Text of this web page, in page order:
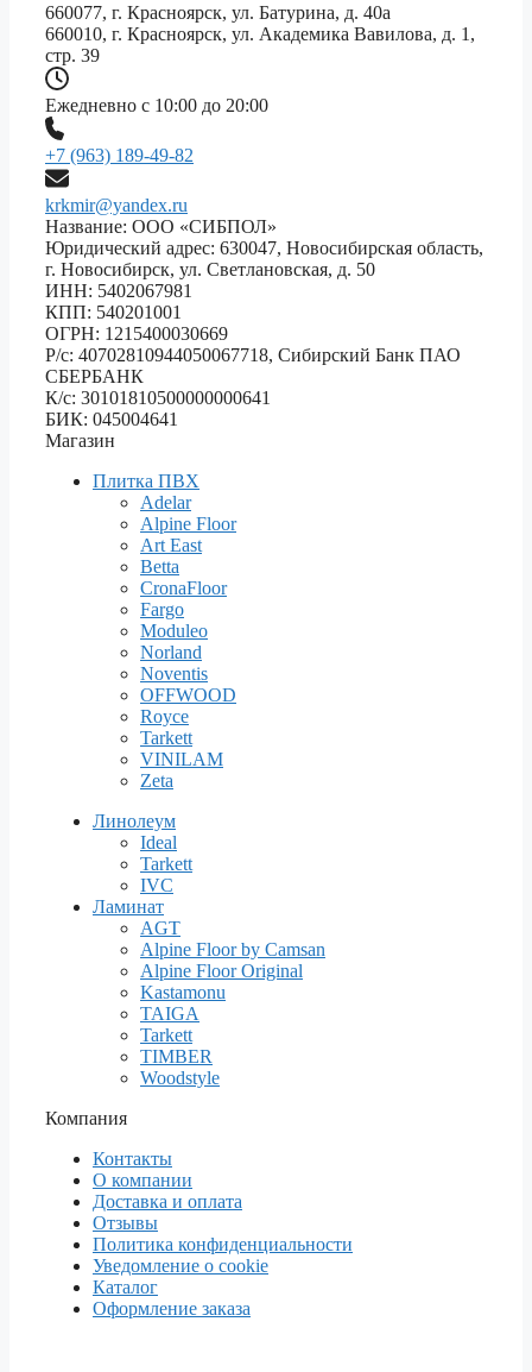
660077, г. Красноярск, ул. Батурина, д. 40а
660010, г. Красноярск, ул. Академика Вавилова, д. 1,
стр. 39
Ежедневно с 10:00 до 20:00
+7 (963) 189-49-82
krkmir@yandex.ru
Название: ООО «СИБПОЛ»
Юридический адрес: 630047, Новосибирская область,
г. Новосибирск, ул. Светлановская, д. 50
ИНН: 5402067981
КПП: 540201001
ОГРН: 1215400030669
Р/с: 40702810944050067718, Сибирский Банк ПАО
СБЕРБАНК
К/с: 30101810500000000641
БИК: 045004641
Магазин
Плитка ПВХ
Adelar
Alpine Floor
Art East
Betta
CronaFloor
Fargo
Moduleo
Norland
Noventis
OFFWOOD
Royce
Tarkett
VINILAM
Zeta
Линолеум
Ideal
Tarkett
IVC
Ламинат
AGT
Alpine Floor by Camsan
Alpine Floor Original
Kastamonu
TAIGA
Tarkett
TIMBER
Woodstyle
Компания
Контакты
О компании
Доставка и оплата
Отзывы
Политика конфиденциальности
Уведомление о cookie
Каталог
Оформление заказа